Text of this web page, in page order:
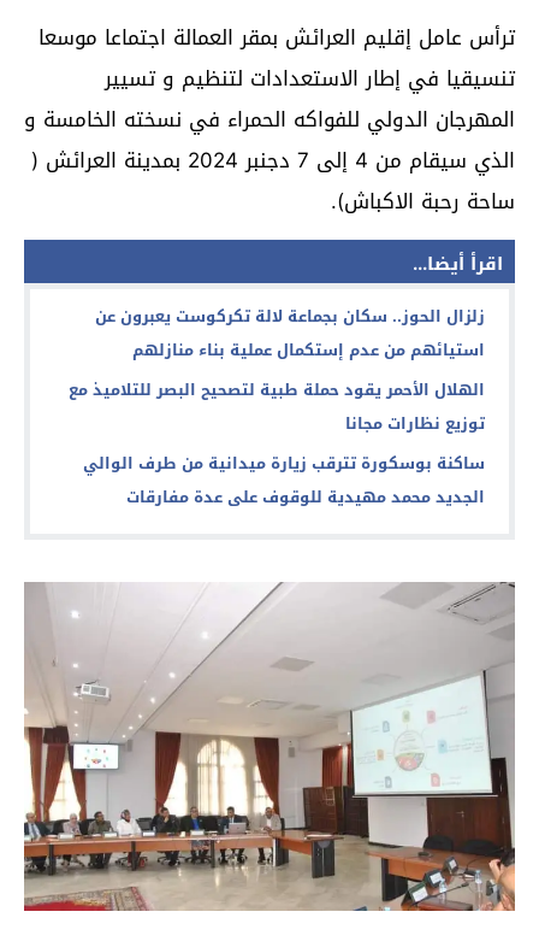
ترأس عامل إقليم العرائش بمقر العمالة اجتماعا موسعا
تنسيقيا في إطار الاستعدادات لتنظيم و تسيير
المهرجان الدولي للفواكه الحمراء في نسخته الخامسة و
الذي سيقام من 4 إلى 7 دجنبر 2024 بمدينة العرائش (
ساحة رحبة الاكباش).
اقرأ أيضا...
زلزال الحوز.. سكان بجماعة لالة تكركوست يعبرون عن
استيائهم من عدم إستكمال عملية بناء منازلهم
الهلال الأحمر يقود حملة طبية لتصحيح البصر للتلاميذ مع
توزيع نظارات مجانا
ساكنة بوسكورة تترقب زيارة ميدانية من طرف الوالي
الجديد محمد مهيدية للوقوف على عدة مفارقات